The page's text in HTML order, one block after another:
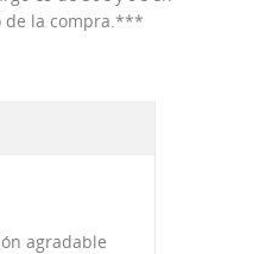
de la compra.***
agradable